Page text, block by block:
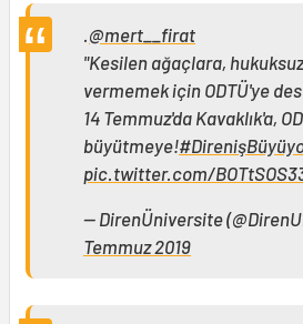
.@mert__firat
"Kesilen ağaçlara,
vermemek için ODTÜ'ye
14 Temmuz'da Kavaklık'a,
büyütmeye!
pic.twitter.com/
— DirenÜniversite
Temmuz 2019